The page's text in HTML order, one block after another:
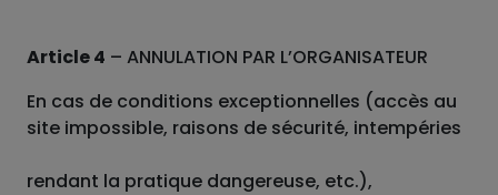
Article 4 – ANNULATION PAR L’ORGANISATEUR
En cas de conditions exceptionnelles (accès au
site impossible, raisons de sécurité, intempéries
rendant la pratique dangereuse, etc.),